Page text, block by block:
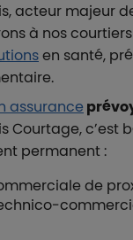
acteur majeur
à nos
en santé,
assurance
Courtage, c’est
permanent :
de